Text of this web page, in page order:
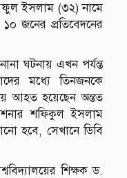
ইসলাম (৩২) নামে
জনের প্রতিবেদনের
ঘটনায় এখন পর্যন্ত
মধ্যে তিনজনকে
আহত হয়েছেন অন্তত
শফিকুল ইসলাম
হবে, সেখানে ডিবি
শিক্ষক ড.